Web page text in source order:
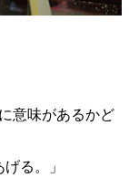
意味があるかど